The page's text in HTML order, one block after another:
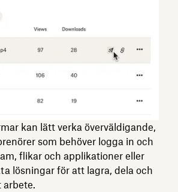
kan lätt verka överväldigande,
som behöver logga in och
flikar och applikationer eller
lösningar för att lagra, dela och
arbete.